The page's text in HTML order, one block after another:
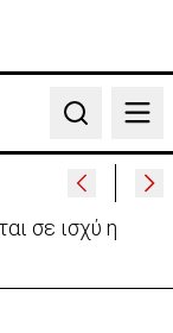
Search
σε ισχύ η